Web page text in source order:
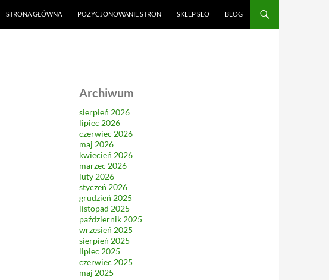
STRONA GŁÓWNA
POZYCJONOWANIE STRON SKLEP SEO BLOG
Archiwum
sierpień 2026
lipiec 2026
czerwiec 2026
maj 2026
kwiecień 2026
marzec 2026
luty 2026
styczeń 2026
grudzień 2025
listopad 2025
październik 2025
wrzesień 2025
sierpień 2025
lipiec 2025
czerwiec 2025
maj 2025